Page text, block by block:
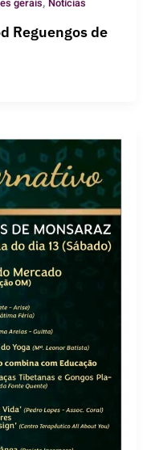
gerais Notícias
Reguengos de